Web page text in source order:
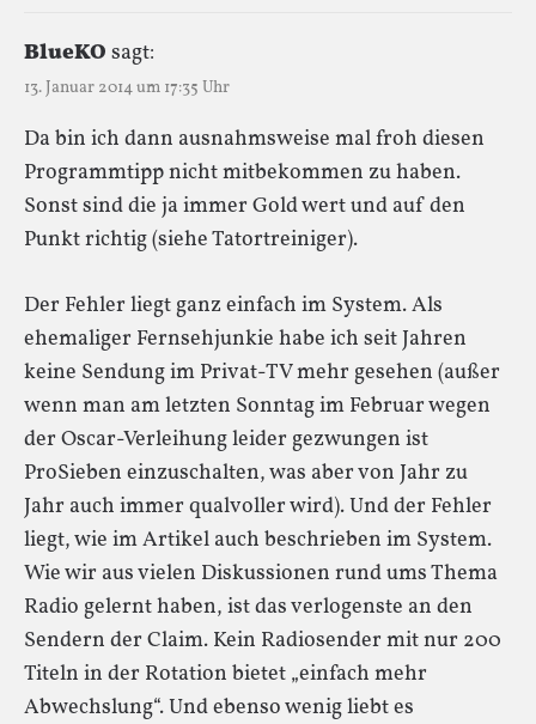
BlueKO sagt:
13. Januar 2014 um 17:35 Uhr
Da bin ich dann ausnahmsweise mal froh diesen
Programmtipp nicht mitbekommen zu haben.
Sonst sind die ja immer Gold wert und auf den
Punkt richtig (siehe Tatortreiniger).
Der Fehler liegt ganz einfach im System. Als
ehemaliger Fernsehjunkie habe ich seit Jahren
keine Sendung im Privat-TV mehr gesehen (außer
wenn man am letzten Sonntag im Februar wegen
der Oscar-Verleihung leider gezwungen ist
ProSieben einzuschalten, was aber von Jahr zu
Jahr auch immer qualvoller wird). Und der Fehler
liegt, wie im Artikel auch beschrieben im System.
Wie wir aus vielen Diskussionen rund ums Thema
Radio gelernt haben, ist das verlogenste an den
Sendern der Claim. Kein Radiosender mit nur 200
Titeln in der Rotation bietet „einfach mehr
Abwechslung“. Und ebenso wenig liebt es